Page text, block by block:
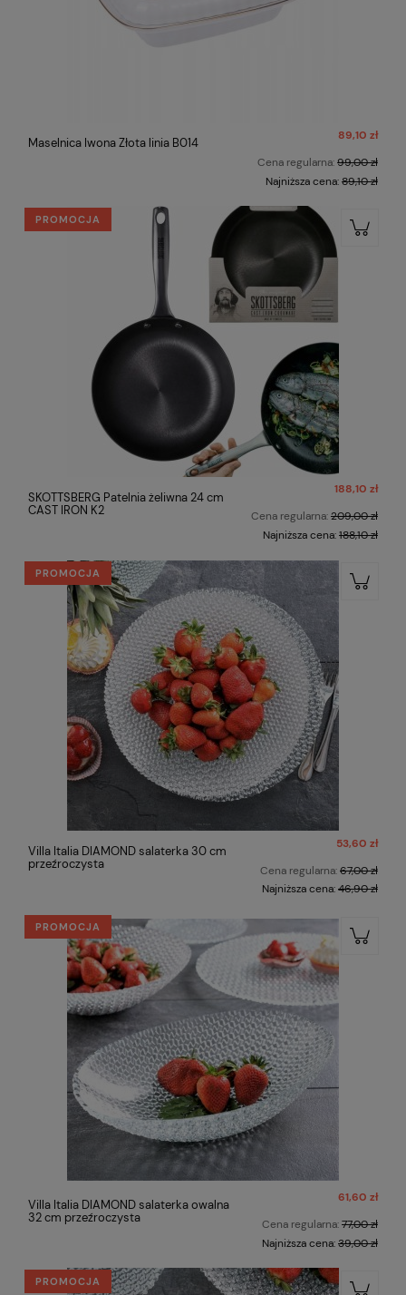
Maselnica Iwona Złota linia B014
89,10 zł
Cena regularna:99,00 zł
Najniższa cena:89,10 zł
SKOTTSBERG Patelnia żeliwna 24 cm
CAST IRON K2
188,10 zł
Cena regularna:209,00 zł
Najniższa cena:188,10 zł
PROMOCJA
Villa Italia DIAMOND salaterka 30 cm
przeźroczysta
53,60 zł
Cena regularna:67,00 zł
Najniższa cena:46,90 zł
PROMOCJA
Villa Italia DIAMOND salaterka owalna
32 cm przeźroczysta
61,60 zł
Cena regularna:77,00 zł
Najniższa cena:39,00 zł
PROMOCJA
PROMOCJA